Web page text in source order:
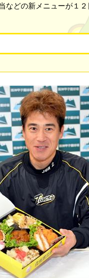
などの新メニューが１